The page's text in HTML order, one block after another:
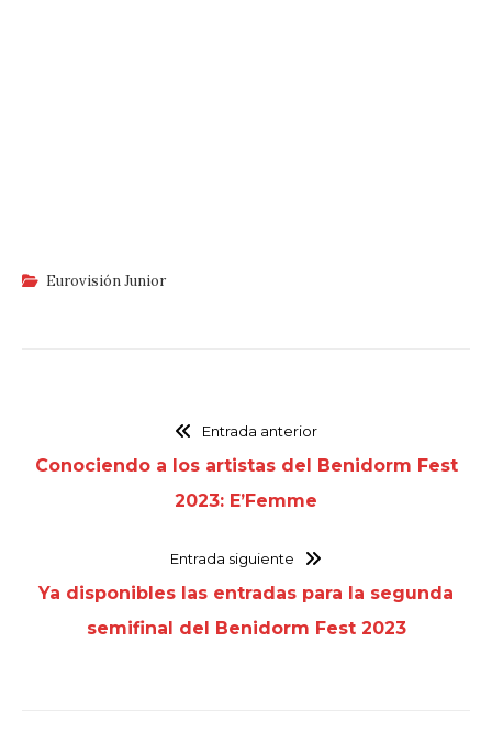
Eurovisión Junior
Entrada anterior
Conociendo a los artistas del Benidorm Fest
2023: E’Femme
Entrada siguiente
Ya disponibles las entradas para la segunda
semifinal del Benidorm Fest 2023